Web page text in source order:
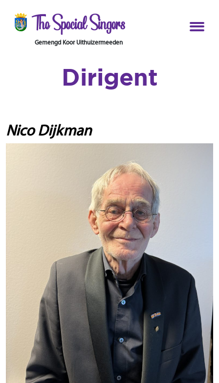
The Special Singers
Gemengd Koor Uithuizermeeden
Dirigent
Nico Dijkman